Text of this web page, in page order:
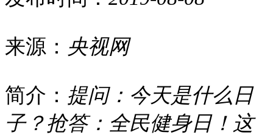
来源： 央视网
简介： 提问：今天是什么日
子？抢答：全民健身日！这